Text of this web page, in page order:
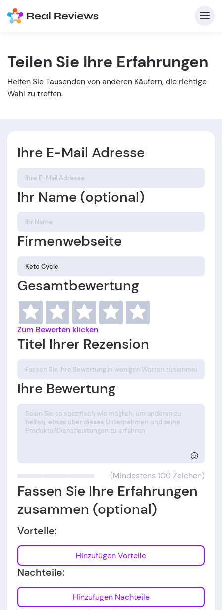
Teilen Sie Ihre Erfahrungen
Helfen Sie Tausenden von anderen Käufern, die richtige
Wahl zu treffen.
Ihre E-Mail Adresse
Ihr Name (optional)
Firmenwebseite
Gesamtbewertung
Zum Bewerten klicken
Titel Ihrer Rezension
Ihre Bewertung
☺
(Mindestens 100 Zeichen)
Fassen Sie Ihre Erfahrungen
zusammen (optional)
Vorteile:
Hinzufügen Vorteile
Nachteile:
Hinzufügen Nachteile